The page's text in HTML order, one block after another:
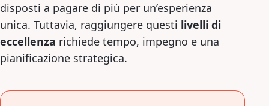
disposti a pagare di più per un’esperienza
unica. Tuttavia, raggiungere questi livelli di
eccellenza richiede tempo, impegno e una
pianificazione strategica.